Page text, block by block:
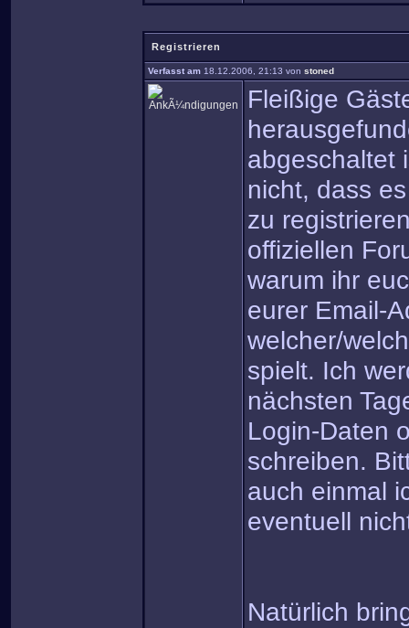
Registrieren
Verfasst am 18.12.2006, 21:13 von stoned
Fleißige
abgeschaltet
nicht, dass
zu
offiziellen
warum ihr
eurer Email-
welcher/
spielt. Ich
nächsten
Login-Daten
schreiben.
auch einmal
eventuell
Natürlich